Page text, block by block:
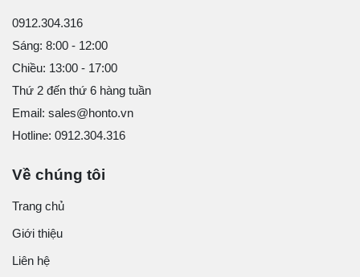
0912.304.316
Sáng: 8:00 - 12:00
Chiều: 13:00 - 17:00
Thứ 2 đến thứ 6 hàng tuần
Email: sales@honto.vn
Hotline: 0912.304.316
Về chúng tôi
Trang chủ
Giới thiệu
Liên hệ